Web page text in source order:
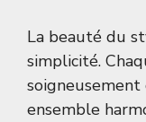
La beauté du
simplicité.
ensemble